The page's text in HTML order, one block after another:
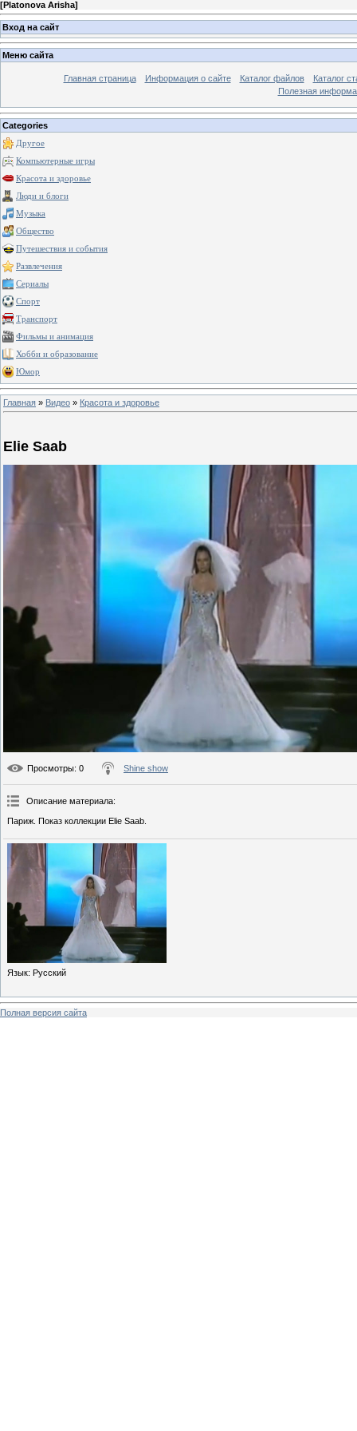
[Platonova Arisha]
Вход на сайт
Меню сайта
Главная страница Информация о сайте Каталог файлов
Каталог
Полезная
Categories
Другое
Компьютерные игры
Красота и здоровье
Люди и блоги
Музыка
Общество
Путешествия и события
Развлечения
Сериалы
Спорт
Транспорт
Фильмы и анимация
Хобби и образование
Юмор
Главная » Видео » Красота и здоровье
Elie Saab
Просмотры: 0 Shine show
Описание материала:
Париж. Показ коллекции Elie Saab.
Язык: Русский
Полная версия сайта